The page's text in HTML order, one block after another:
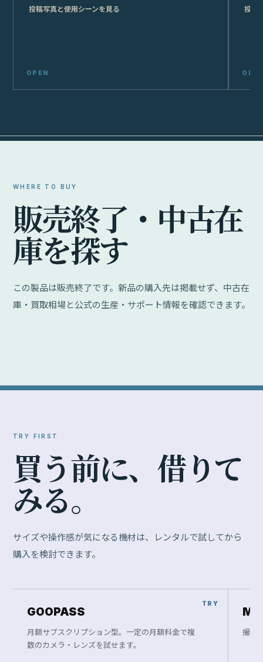
投稿写真と使用シーンを見る 投稿
WHERE TO BUY
販売終了 ・ 中古在
庫を探す
この製品は販売終了です。新品の購入先は掲載せず、中古在
庫・買取相場と公式の生産・サポート情報を確認できます。
TRY FIRST
買う前に、 借りて
みる。
サイズや操作感が気になる機材は、レンタルで試してから
購入を検討できます。
GOOPASS
月額サブスクリプション型。一定の月額料金で複
数のカメラ・レンズを試せます。
撮影